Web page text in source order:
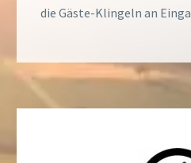
die Gäste-Klingeln an